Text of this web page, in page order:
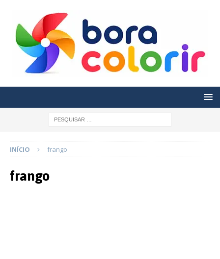
INÍCIO frango
frango